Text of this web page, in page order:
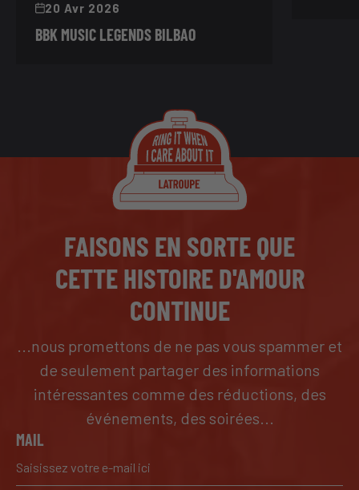
20 Avr 2026
BBK MUSIC LEGENDS BILBAO
FAISONS EN SORTE QUE
CETTE HISTOIRE D'AMOUR
CONTINUE
...nous promettons de ne pas vous spammer et
de seulement partager des informations
intéressantes comme des réductions, des
événements, des soirées...
MAIL